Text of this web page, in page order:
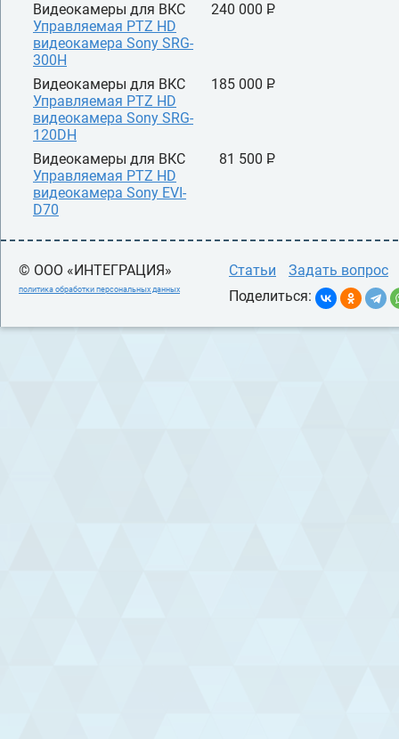
Видеокамеры для ВКС
Управляемая PTZ HD
видеокамера Sony SRG-
300H
240 000 P
Видеокамеры для ВКС
Управляемая PTZ HD
видеокамера Sony SRG-
120DH
185 000 P
Видеокамеры для ВКС
Управляемая PTZ HD
видеокамера Sony EVI-
D70
81 500 P
© ООО «ИНТЕГРАЦИЯ»
политика обработки персональных данных
Статьи
Задать вопрос
Поделиться: